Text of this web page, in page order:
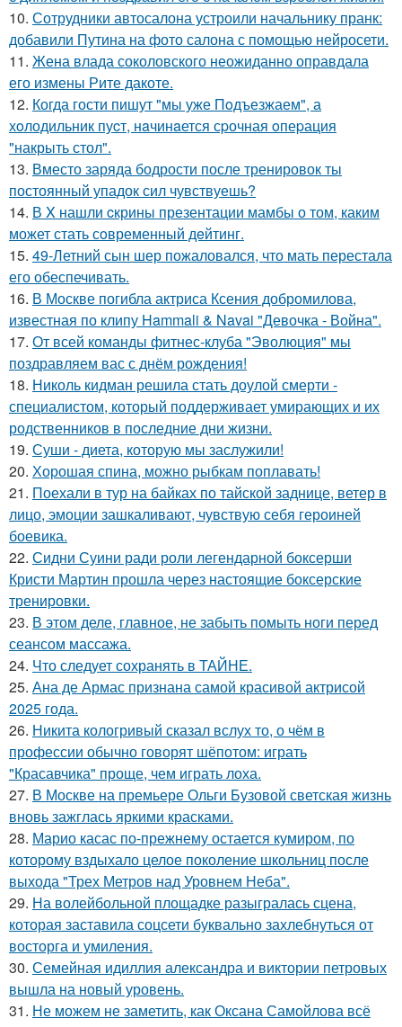
10. Сотрудники автосалона устроили начальнику пранк:
добавили Путина на фото салона с помощью нейросети.
11. Жена влада соколовского неожиданно оправдала
его измены Рите дакоте.
12. Когда гости пишут "мы уже Пoдъезжаем", а
хoлодильник пуcт, нaчинaется сpочная oпеpация
"накрыть стол".
13. Вместо заряда бодрости после тренировок ты
постоянный упадок сил чувствуешь?
14. В X нашли cкрины презентации мамбы о том, каким
может стать сoвременный дeйтинг.
15. 49-Летний сын шер пожаловался, что мать перестала
его обеспечивать.
16. В Москве погибла актриса Ксения добромилова,
известная по клипу Hammali & Navai "Девочка - Война".
17. От всей команды фитнес-клуба "Эволюция" мы
поздравляем вас с днём рождения!
18. Николь кидман решила стать доулой смерти -
специалистом, который поддерживает умирающих и их
родственников в последние дни жизни.
19. Суши - диета, которую мы заслужили!
20. Хорошая спина, можно рыбкам поплавать!
21. Поехали в тур на байках по тайской заднице, ветер в
лицо, эмоции зашкаливают, чувствую себя героиней
боевика.
22. Сидни Суини ради роли легендарной боксерши
Кристи Мартин прошла через настоящие боксерские
тренировки.
23. В этом деле, главное, не забыть помыть ноги перед
сеансом массажа.
24. Что следует сохранять в ТАЙНЕ.
25. Ана де Армас признана самой красивой актрисой
2025 года.
26. Никита кологривый сказал вслух то, о чём в
профессии обычно говорят шёпотом: играть
"Красавчика" проще, чем играть лоха.
27. В Москве на премьере Ольги Бузовой светская жизнь
вновь зажглась яркими красками.
28. Марио касас по-прежнему остается кумиром, по
которому вздыхало целое поколение школьниц после
выхода "Трех Метров над Уровнем Неба".
29. На волейбольной площадке разыгралась сцена,
которая заставила соцсети буквально захлебнуться от
восторга и умиления.
30. Семейная идиллия александра и виктории петровых
вышла на новый уровень.
31. Не можем не заметить, как Оксана Самойлова всё